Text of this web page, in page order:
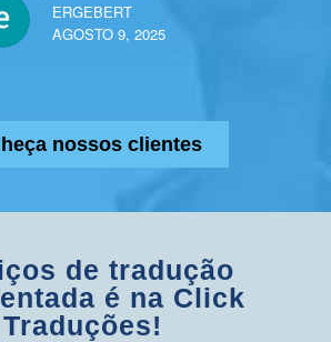
ERGEBERT
AGOSTO 9, 2025
nossos clientes
de tradução
é na Click
Traduções!